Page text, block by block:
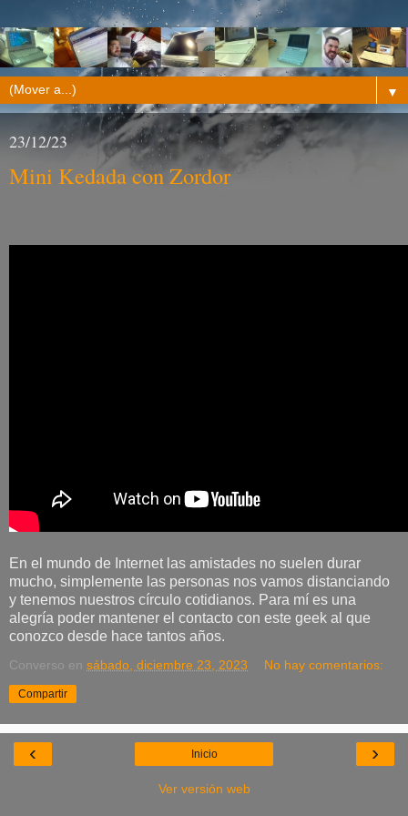
▼
23/12/23
Mini Kedada con Zordor
En el mundo de Internet las amistades no suelen durar
mucho, simplemente las personas nos vamos distanciando
y tenemos nuestros círculo cotidianos. Para mí es una
alegría poder mantener el contacto con este geek al que
conozco desde hace tantos años.
Converso en sábado, diciembre 23, 2023 No hay comentarios:
Compartir
‹ ›
Inicio
Ver versión web